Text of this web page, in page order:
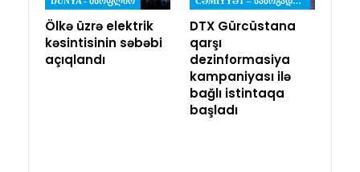
Ölkə üzrə elektrik
kəsintisinin səbəbi
açıqlandı
DTX Gürcüstana
qarşı
dezinformasiya
kampaniyası ilə
bağlı istintaqa
başladı